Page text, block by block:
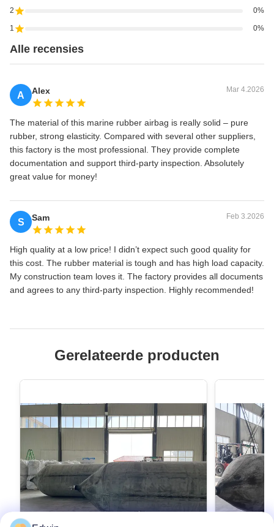
2 0%
1 0%
Alle recensies
A Alex Mar 4.2026
The material of this marine rubber airbag is really solid – pure
rubber, strong elasticity. Compared with several other suppliers,
this factory is the most professional. They provide complete
documentation and support third-party inspection. Absolutely
great value for money!
S Sam Feb 3.2026
High quality at a low price! I didn’t expect such good quality for
this cost. The rubber material is tough and has high load capacity.
My construction team loves it. The factory provides all documents
and agrees to any third-party inspection. Highly recommended!
Gerelateerde producten